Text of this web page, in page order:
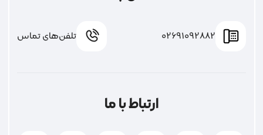
02691092882 تلفن‌های تماس
ارتباط با ما